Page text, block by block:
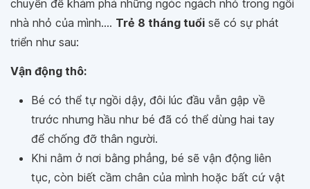
chuyển để khám phá những ngóc ngách nhỏ trong ngôi
nhà nhỏ của mình.... Trẻ 8 tháng tuổi sẽ có sự phát
triển như sau:
Vận động thô:
Bé có thể tự ngồi dậy, đôi lúc đầu vẫn gập về
trước nhưng hầu như bé đã có thể dùng hai tay
để chống đỡ thân người.
Khi nằm ở nơi bằng phẳng, bé sẽ vận động liên
tục, còn biết cầm chân của mình hoặc bất cứ vật